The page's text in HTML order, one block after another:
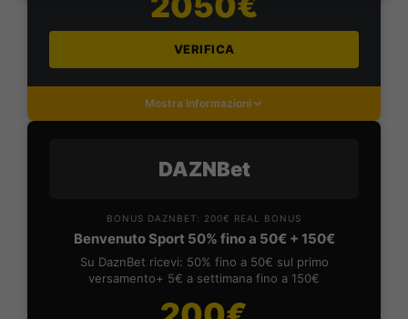
VERIFICA
Mostra Informazioni
DAZNBet
BONUS DAZNBET: 200€ REAL BONUS
Benvenuto Sport 50% fino a 50€ + 150€
Su DaznBet ricevi: 50% fino a 50€ sul primo
versamento+ 5€ a settimana fino a 150€